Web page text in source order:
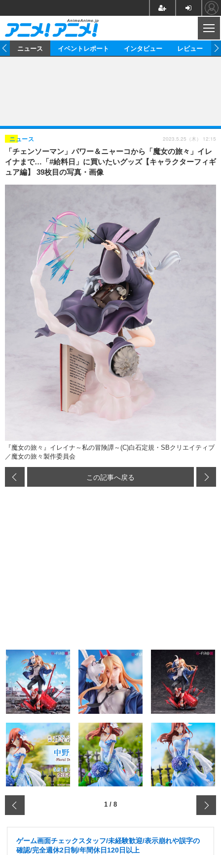
ゲーム グッズ
イベント
海外イベント ビジネス
俳優・タレント アーティスト
ビジネス
アニメ 実写
書評
動画
アニメ
連載・コラム
ニュース イベントレポート インタビュー レビュー
「チェンソーマン」パワー＆ニャーコから「魔女の旅々」イレ
イナまで…「#給料日」に買いたいグッズ【キャラクターフィギ
ュア編】 39枚目の写真・画像
ニュース 2023.5.25（木） 12:15
『魔女の旅々』イレイナ～私の冒険譚～(C)白石定規・SBクリエイティブ
／魔女の旅々製作委員会
この記事へ戻る
1 / 8
ゲーム画面チェックスタッフ/未経験歓迎/表示崩れや誤字の
確認/完全週休2日制/年間休日120日以上